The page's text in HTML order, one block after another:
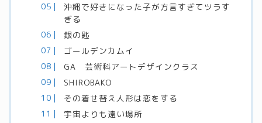
沖縄で好きになった子が方言すぎてツラす
ぎる
銀の匙
ゴールデンカムイ
GA 芸術科アートデザインクラス
SHIROBAKO
その着せ替え人形は恋をする
宇宙よりも遠い場所